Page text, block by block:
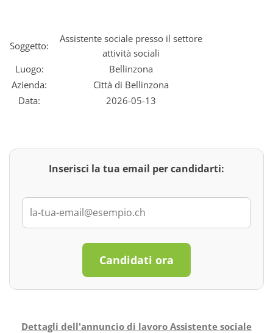
Soggetto:
Assistente sociale presso il settore
attività sociali
Luogo:
Bellinzona
Azienda:
Città di Bellinzona
Data:
2026-05-13
Inserisci la tua email per candidarti:
Candidati ora
Dettagli dell'annuncio di lavoro Assistente sociale